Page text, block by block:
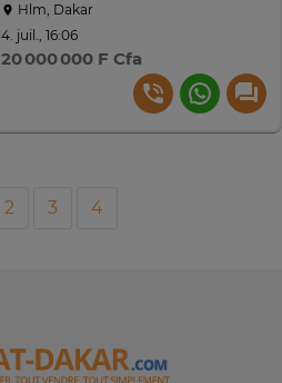
Hlm, Dakar
4. juil., 16:06
20 000 000 F Cfa
2 3 4